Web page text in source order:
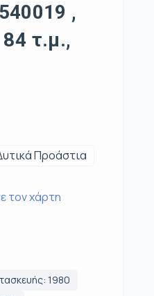
,
τ.μ.,
Προάστια
τον χάρτη
1980